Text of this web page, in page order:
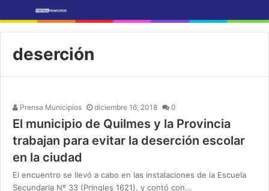
deserción
Prensa Municipios diciembre 16, 2018 0
El municipio de Quilmes y la Provincia
trabajan para evitar la deserción escolar
en la ciudad
El encuentro se llevó a cabo en las instalaciones de la Escuela
Secundaria Nº 33 (Pringles 1621), y contó con…